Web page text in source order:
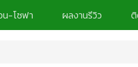
-โซฟา ผลงานรีวิว